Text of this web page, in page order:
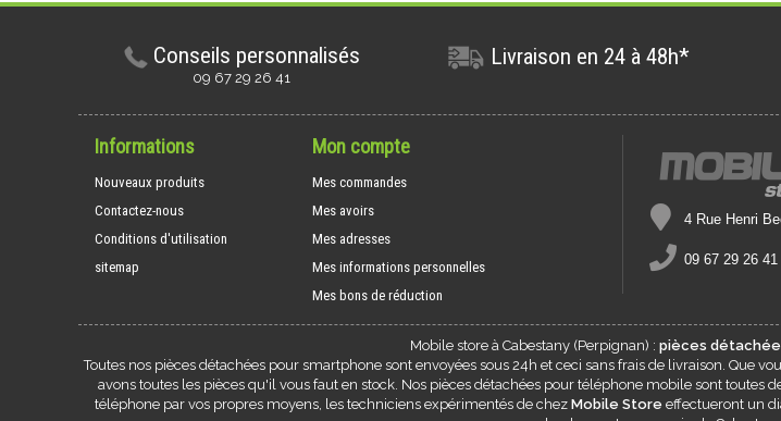
Conseils personnalisés
09 67 29 26 41
Livraison en 24 à 48h*
Informations
Nouveaux produits
Contactez-nous
Conditions d'utilisation
sitemap
Mon compte
Mes commandes
Mes avoirs
Mes adresses
Mes informations personnelles
Mes bons de réduction
4 Rue Henri
09 67 29 26 41
Mobile store à Cabestany(Perpignan) : pièces
Toutes nos pièces détachées pour smartphone sont envoyées sous 24h et ceci sans frais de livraison. Que
avons toutes les pièces qu'il vous faut en stock. Nos pièces détachées pour téléphone mobile sont toutes
téléphone par vos propres moyens, les techniciens expérimentés de chez Mobile Store effectueront un